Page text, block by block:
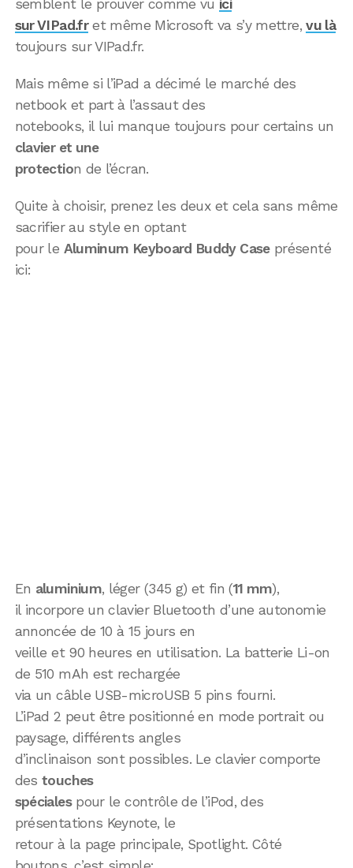
semblent le prouver comme vu ici
sur VIPad.fret même Microsoft va s’y mettre,vu là
toujours sur VIPad.fr.
Mais même si l’iPad a décimé le marché des
netbook et part à l’assaut des
notebooks, il lui manque toujours pour certains un
clavier et une
protection de l’écran.
Quite à choisir, prenez les deux et cela sans même
sacrifier au style en optant
pour le Aluminum Keyboard Buddy Caseprésenté
ici:
En aluminium, léger (345 g) et fin (11 mm),
il incorpore un clavier Bluetooth d’une autonomie
annoncée de 10 à 15 jours en
veille et 90 heures en utilisation. La batterie Li-on
de 510 mAh est rechargée
via un câble USB-microUSB 5 pins fourni.
L’iPad 2 peut être positionné en mode portrait ou
paysage, différents angles
d’inclinaison sont possibles. Le clavier comporte
destouches
spécialespour le contrôle de l’iPod, des
présentations Keynote, le
retour à la page principale, Spotlight. Côté